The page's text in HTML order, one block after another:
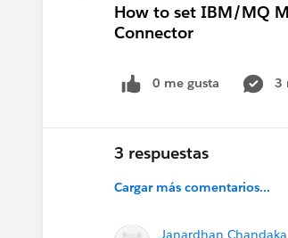
How to set IBM/MQ
Connector
0 me gusta 3
3 respuestas
Cargar más comentarios...
Janardhan Chandaka